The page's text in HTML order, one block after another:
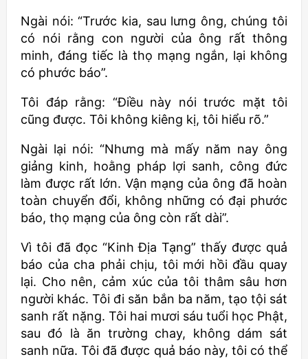
Ngài nói: “Trước kia, sau lưng ông, chúng tôi
có nói rằng con người của ông rất thông
minh, đáng tiếc là thọ mạng ngắn, lại không
có phước báo”.
Tôi đáp rằng: “Điều này nói trước mặt tôi
cũng được. Tôi không kiêng kị, tôi hiểu rõ.”
Ngài lại nói: “Nhưng mà mấy năm nay ông
giảng kinh, hoằng pháp lợi sanh, công đức
làm được rất lớn. Vận mạng của ông đã hoàn
toàn chuyển đổi, không những có đại phước
báo, thọ mạng của ông còn rất dài”.
Vì tôi đã đọc “Kinh Địa Tạng” thấy được quả
báo của cha phải chịu, tôi mới hồi đầu quay
lại. Cho nên, cảm xúc của tôi thâm sâu hơn
người khác. Tôi đi săn bắn ba năm, tạo tội sát
sanh rất nặng. Tôi hai mươi sáu tuổi học Phật,
sau đó là ăn trường chay, không dám sát
sanh nữa. Tôi đã được quả báo này, tôi có thể